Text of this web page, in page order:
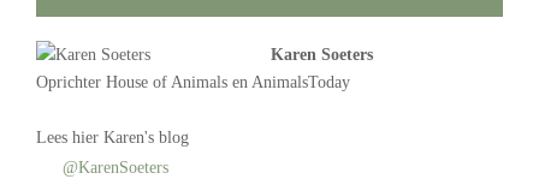
Karen Soeters
Oprichter House of Animals en AnimalsToday
Lees hier Karen's blog
@KarenSoeters